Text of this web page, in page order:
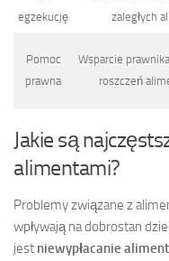
egzekucję
zaległych
Pomoc
prawna
Wsparcie
roszczeń
Jakie są
alimentami?
Problemy związane z
wpływają na dobrostan
jest niewypłacanie